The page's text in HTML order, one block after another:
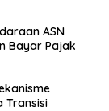
ASN
Bayar Pajak
Transisi